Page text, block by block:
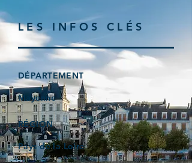
LES INFOS CLÉS
DÉPARTEMENT
Mayenne
RÉGION
Pays de la Loire